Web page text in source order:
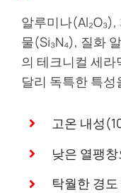
알루미나
물(Si₃N₄), 질화
의 테크니컬 세
달리 독특한 특
고온 내성
낮은 열팽
탁월한 경